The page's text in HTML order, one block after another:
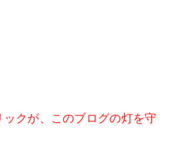
ックが、このブログの灯を守